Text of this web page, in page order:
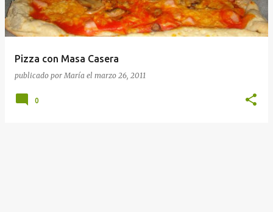
Pizza con Masa Casera
publicado por María el marzo 26, 2011
0